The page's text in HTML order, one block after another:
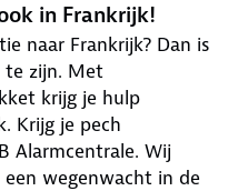
in Frankrijk!
naar Frankrijk? Dan is
te zijn. Met
krijg je hulp
Krijg je pech
Alarmcentrale. Wij
wegenwacht in de